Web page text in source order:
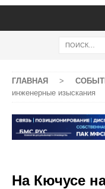
ГЛАВНАЯ >
инженерные изыскания
На Кючусе